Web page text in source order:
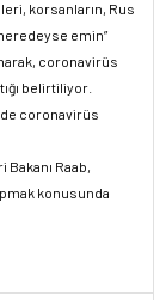
korsanların, Rus
emin”
coronavirüs
belirtiliyor.
coronavirüs
Bakanı Raab,
konusunda